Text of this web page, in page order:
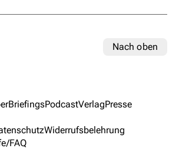
Nach oben
BriefingsPodcastVerlagPresse
Widerrufsbelehrung
FAQ